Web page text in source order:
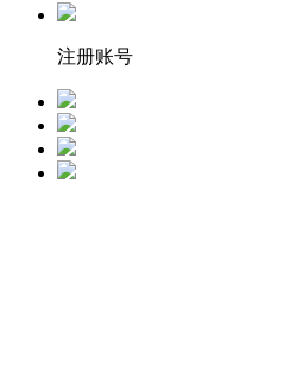
注册账号